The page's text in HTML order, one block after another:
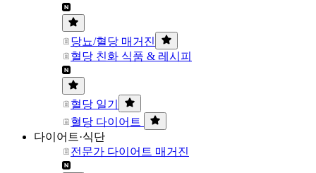
당뇨/혈당 매거진
혈당 친화 식품 & 레시피
혈당 일기
혈당 다이어트
다이어트·식단
전문가 다이어트 매거진